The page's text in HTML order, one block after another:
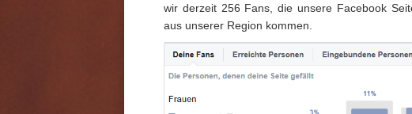
wir derzeit 256 Fans, die unsere Facebook
aus unserer Region kommen.